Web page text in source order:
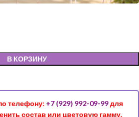
В КОРЗИНУ
телефону: +7 (929) 992-09-99для
состав или цветовую гамму.